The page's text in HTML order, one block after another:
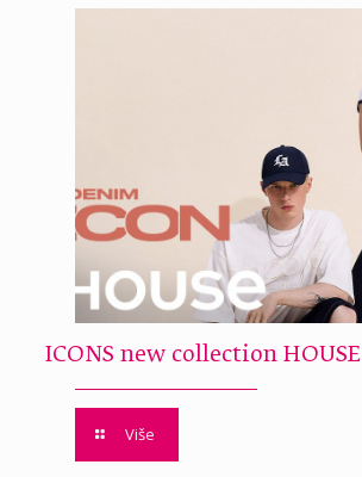
ICONS new collection HOUSE
Više